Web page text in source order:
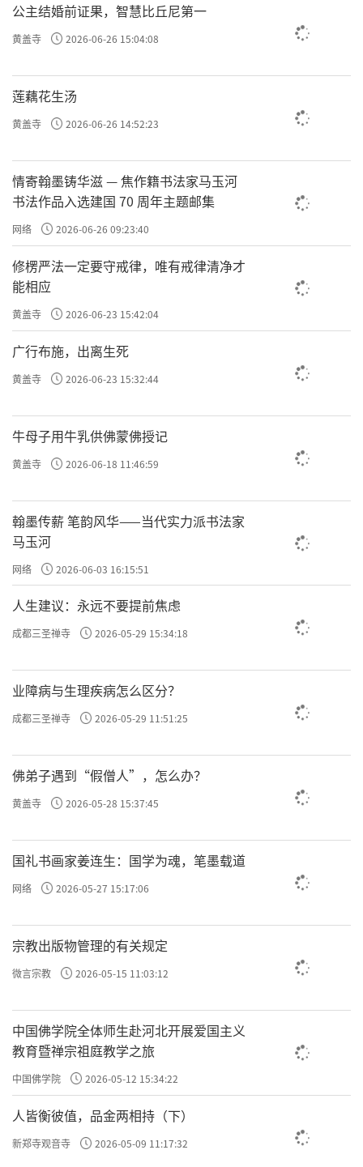
是你做的布施，那福不满，你积的这个福没那么大，
如果你再发心不对，连福也没积，还造孽。这是半和
满。
昔卫仲达为馆职，被摄至冥司，主者命吏呈善恶二
录。比至，则恶录盈庭，其善录一轴，仅如箸而
已。索秤称之，则盈庭者反轻，而如箸者反重。
仲达曰：“某年未四十，安得过恶如是多乎？”
曰：“一念不正即是，不待犯也。”
因问轴中所书何事？
曰：“朝廷尝兴大工，修三山石桥，君上疏谏之，
此疏稿也。”
仲达曰：“某虽言，朝廷不从，于事无补，而能有
如是之力。”
从，善力更大矣。”
故志在天下国家，则善虽少而大；苟在一身，虽多
来看大善和小善，说白了还是心，这个说的更直
接，就是直接告诉是你的念。何谓大小，昔卫仲达为
馆职，被摄至冥司，主者命吏呈善恶二录
说是宋朝的官员，在做馆职
的时候，相当于现在的文
说的为什么把《了凡四训》中很多给删除了，因为这
些说起来神神叨叨的，但是保留了两个，后面还有一
主者命吏呈善恶二录，主者
谁，让冥司的工作人员拿来两个东西，一个是记录
盈庭，其善录一轴，仅如箸而已，就是把记录
善的、恶的卷轴拿过来，
，把房间都堆满了，是
如箸而已，箸就是筷子，就像筷子那么细，善就很少
啊。
拿秤一称，堆满房间的那些记录恶的这些册子反而重
量不如这一根筷子一样的记录他善的册子的重量重。
卫仲达说：某年未四十，安得过恶如是多乎？
到40岁呢，我怎么会这么多恶呢？
公主结婚前证果，智慧比丘尼第一
黄盖寺 2026-06-26 15:04:08
莲藕花生汤
黄盖寺 2026-06-26 14:52:23
情寄翰墨铸华滋 — 焦作籍书法家马玉河
书法作品入选建国 70 周年主题邮集
网络 2026-06-26 09:23:40
修楞严法一定要守戒律，唯有戒律清净才
能相应
黄盖寺 2026-06-23 15:42:04
广行布施，出离生死
黄盖寺 2026-06-23 15:32:44
牛母子用牛乳供佛蒙佛授记
黄盖寺 2026-06-18 11:46:59
翰墨传薪 笔韵风华——当代实力派书法家
马玉河
网络 2026-06-03 16:15:51
人生建议：永远不要提前焦虑
成都三圣禅寺 2026-05-29 15:34:18
业障病与生理疾病怎么区分？
成都三圣禅寺 2026-05-29 11:51:25
佛弟子遇到“假僧人”，怎么办？
黄盖寺 2026-05-28 15:37:45
国礼书画家姜连生：国学为魂，笔墨载道
网络 2026-05-27 15:17:06
宗教出版物管理的有关规定
微言宗教 2026-05-15 11:03:12
中国佛学院全体师生赴河北开展爱国主义
教育暨禅宗祖庭教学之旅
中国佛学院 2026-05-12 15:34:22
人皆衡彼值，品金两相持（下）
新郑寺观音寺 2026-05-09 11:17:32